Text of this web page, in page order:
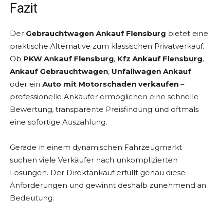
Fazit
Der Gebrauchtwagen Ankauf Flensburg bietet eine
praktische Alternative zum klassischen Privatverkauf.
Ob PKW Ankauf Flensburg, Kfz Ankauf Flensburg,
Ankauf Gebrauchtwagen, Unfallwagen Ankauf
oder ein Auto mit Motorschaden verkaufen –
professionelle Ankäufer ermöglichen eine schnelle
Bewertung, transparente Preisfindung und oftmals
eine sofortige Auszahlung.
Gerade in einem dynamischen Fahrzeugmarkt
suchen viele Verkäufer nach unkomplizierten
Lösungen. Der Direktankauf erfüllt genau diese
Anforderungen und gewinnt deshalb zunehmend an
Bedeutung.